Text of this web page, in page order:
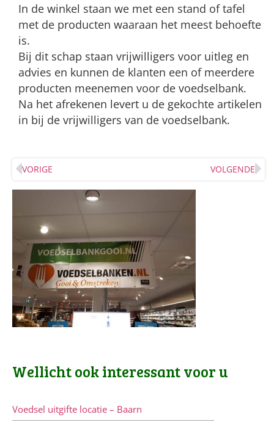
In de winkel staan we met een stand of tafel
met de producten waaraan het meest behoefte
is.
Bij dit schap staan vrijwilligers voor uitleg en
advies en kunnen de klanten een of meerdere
producten meenemen voor de voedselbank.
Na het afrekenen levert u de gekochte artikelen
in bij de vrijwilligers van de voedselbank.
VORIGE VOLGENDE
Wellicht ook interessant voor u
Voedsel uitgifte locatie – Baarn